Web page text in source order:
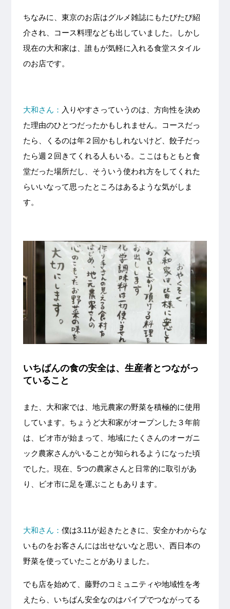
ちなみに、東京のお店はグルメ雑誌にもたびたび紹
介され、コース料理なども出していました。しかし
現在の大和家は、誰もが気軽に入れる食堂スタイル
のお店です。
大和さん： 入りやすさっていうのは、方向性を決め
た理由のひとつだったかもしれません。コースだっ
たら、くるのは年２回かもしれないけど、餃子だっ
たら週２回きてくれる人もいる。ここはもともと食
堂だった場所だし、そういう使われ方をしてくれた
らいいなって思ったところはあるような気がしま
す。
いちばんの食の安全は、生産者とつながっ
ていること
また、大和家では、地元農家の野菜を積極的に使用
しています。ちょうど大和家がオープンした３年前
は、ビオ市が始まって、地域にたくさんのオーガニ
ック農家さんがいることが知られるようになった頃
でした。現在、5つの農家さんと日常的に取引があ
り、ビオ市に足を運ぶこともあります。
大和さん： 僕は3.11が起きたときに、安全かわからな
いものをお客さんには出せないなと思い、西日本の
野菜を使っていたことがありました。
でも店を始めて、藤野のコミュニティや地域性を考
えたら、いちばん安全なのはパイプでつながってる